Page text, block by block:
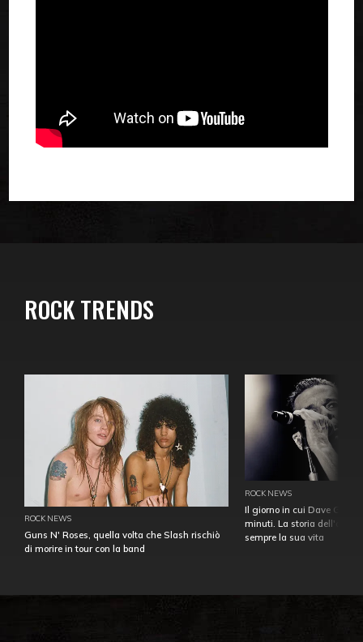
ROCK TRENDS
ROCK NEWS
Guns N' Roses, quella volta che Slash rischiò
di morire in tour con la band
ROCK NEWS
Il giorno in cui Dave
minuti. La storia
sempre la sua vita